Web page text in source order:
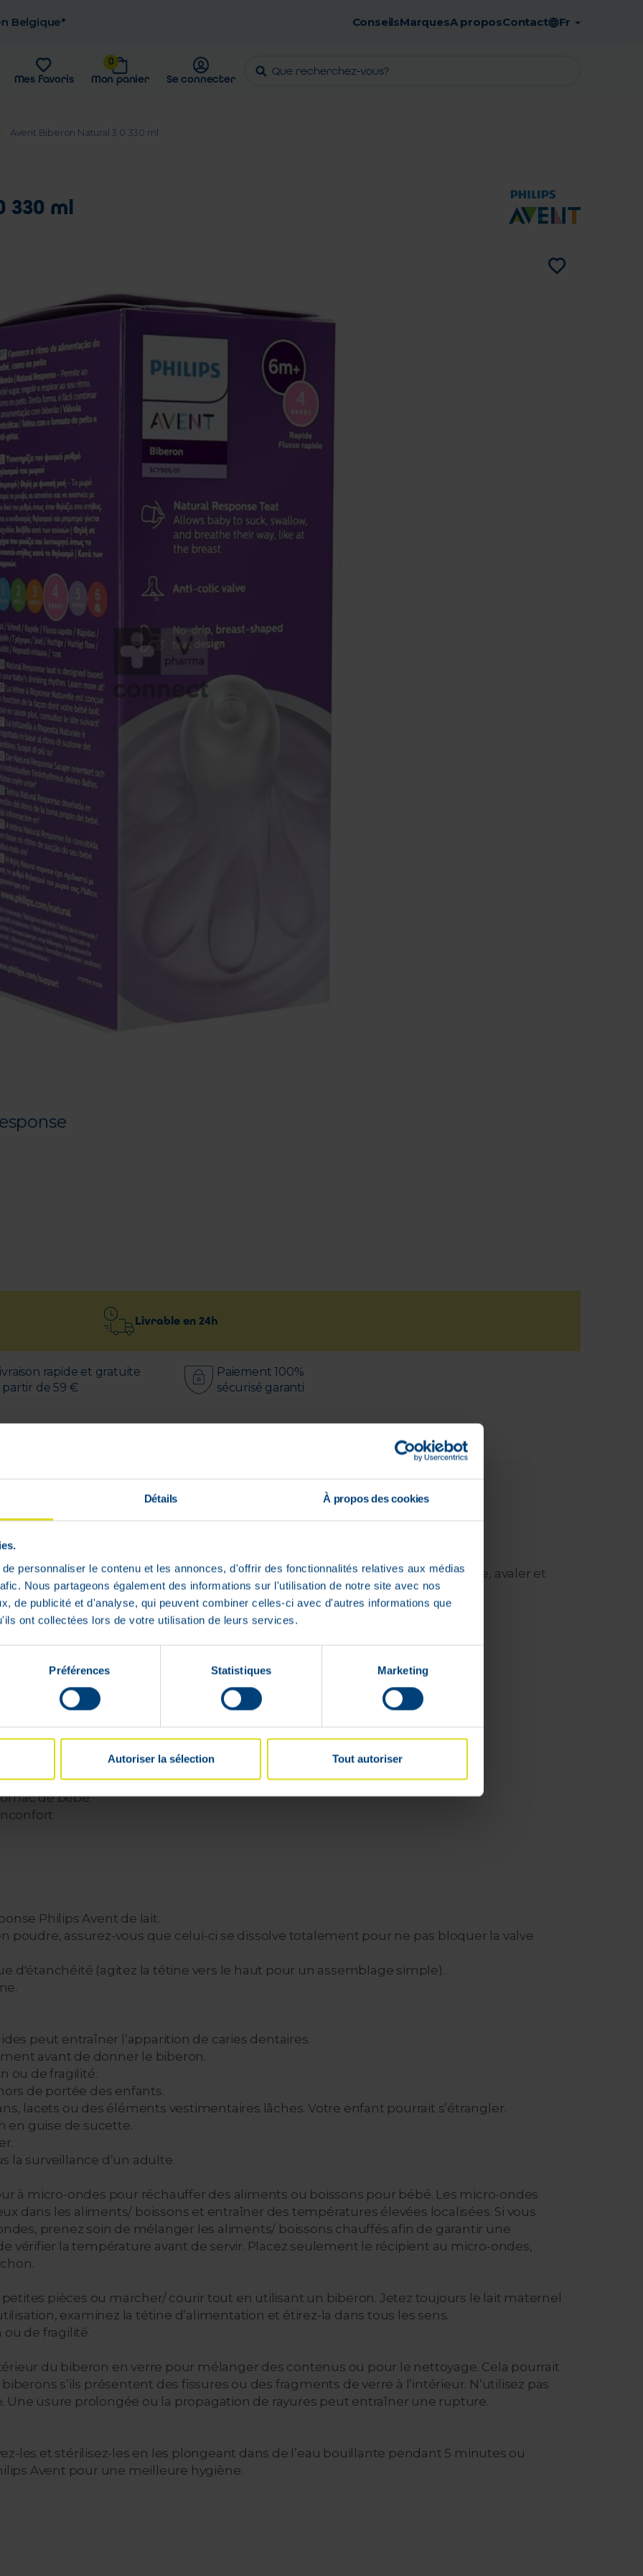
Détails À propos des cookies
personnaliser le contenu et les annonces, d'offrir des fonctionnalités relatives aux médias
Nous partageons également des informations sur l'utilisation de notre site avec nos
de publicité et d'analyse, qui peuvent combiner celles-ci avec d'autres informations que
ont collectées lors de votre utilisation de leurs services.
Préférences Statistiques Marketing
Autoriser la sélection Tout autoriser
Belgique* Retrait en pharmacie gratuit
ConseilsMarquesA proposContact Fr
Mes favoris
0
Mon panier Se connecter
Avent Biberon Natural 3.0 330 ml
ml
Livrable en24h
rapide et gratuite
partir de 59 €
Paiement 100%
sécurisé garanti
s’écouler uniquement lorsque bébé boit activement. Les bébés peuvent boire, avaler et
sein, ce qui facilite l’alternance sein/ biberon.
bébé.
d’éviter les écoulements et la perte de lait.
Avent
à assembler
sont sans BPA.
de bébé.
Philips Avent de lait.
poudre, assurez-vous que celui-ci se dissolve totalement pour ne pas bloquer la valve
d'étanchéité (agitez la tétine vers le haut pour un assemblage simple).
peut entraîner l’apparition de caries dentaires.
avant de donner le biberon.
ou de fragilité.
de portée des enfants.
lacets ou des éléments vestimentaires lâches. Votre enfant pourrait s’étrangler.
en guise de sucette.
la surveillance d’un adulte.
à micro-ondes pour réchauffer des aliments ou boissons pour bébé. Les micro-ondes
dans les aliments/ boissons et entraîner des températures élevées localisées. Si vous
prenez soin de mélanger les aliments/ boissons chauffés afin de garantir une
vérifier la température avant de servir. Placez seulement le récipient au micro-ondes,
petites pièces ou marcher/ courir tout en utilisant un biberon. Jetez toujours le lait maternel
examinez la tétine d’alimentation et étirez-la dans tous les sens.
de fragilité.
du biberon en verre pour mélanger des contenus ou pour le nettoyage. Cela pourrait
s’ils présentent des fissures ou des fragments de verre à l’intérieur. N’utilisez pas
Une usure prolongée ou la propagation de rayures peut entraîner une rupture.
les et stérilisez-les en les plongeant dans de l’eau bouillante pendant 5 minutes ou
Avent pour une meilleure hygiène.